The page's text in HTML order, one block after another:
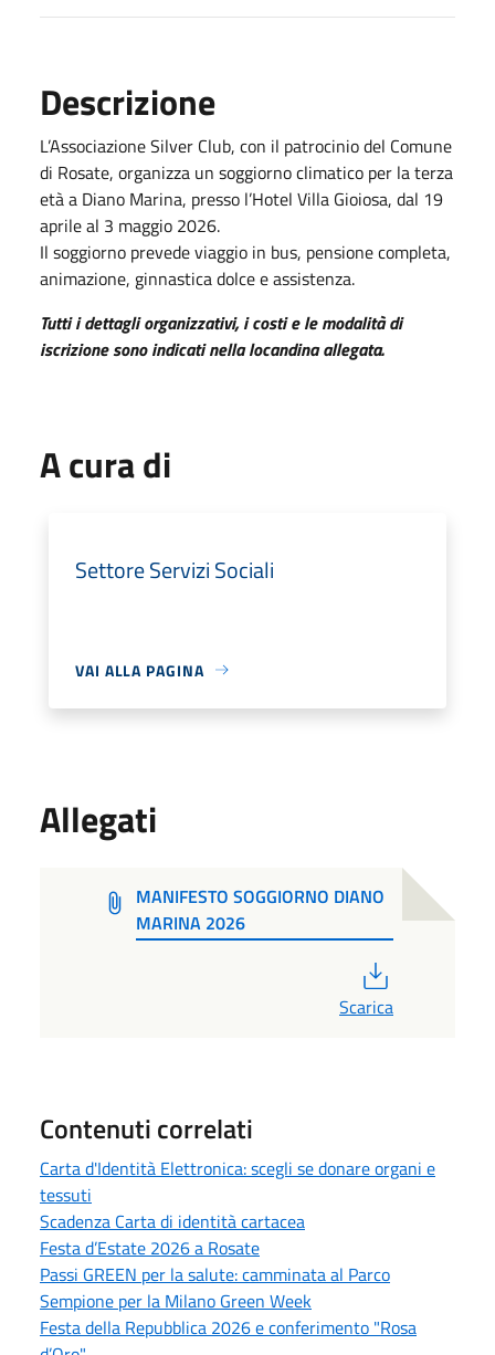
Descrizione
L’Associazione Silver Club, con il patrocinio del Comune
di Rosate, organizza un soggiorno climatico per la terza
età a Diano Marina, presso l’Hotel Villa Gioiosa, dal 19
aprile al 3 maggio 2026.
Il soggiorno prevede viaggio in bus, pensione completa,
animazione, ginnastica dolce e assistenza.
Tutti i dettagli organizzativi, i costi e le modalità di
iscrizione sono indicati nella locandina allegata.
A cura di
Settore Servizi Sociali
VAI ALLA PAGINA
Allegati
MANIFESTO SOGGIORNO DIANO
MARINA 2026
Scarica
Contenuti correlati
Carta d'Identità Elettronica: scegli se donare organi e
tessuti
Scadenza Carta di identità cartacea
Festa d’Estate 2026 a Rosate
Passi GREEN per la salute: camminata al Parco
Sempione per la Milano Green Week
Festa della Repubblica 2026 e conferimento "Rosa